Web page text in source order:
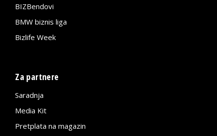
BIZBendovi
BMW biznis liga
Bizlife Week
Za partnere
Saradnja
Media Kit
Pretplata na magazin